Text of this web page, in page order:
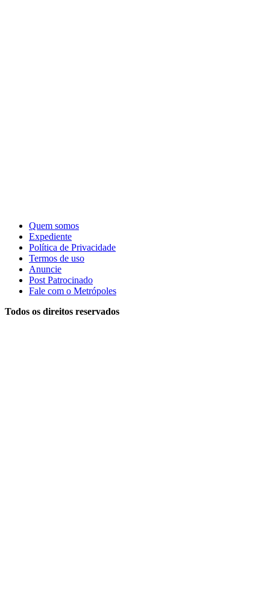
Quem somos
Expediente
Política de Privacidade
Termos de uso
Anuncie
Post Patrocinado
Fale com o Metrópoles
Todos os direitos reservados